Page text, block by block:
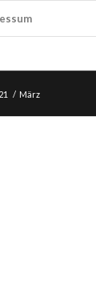
/ März